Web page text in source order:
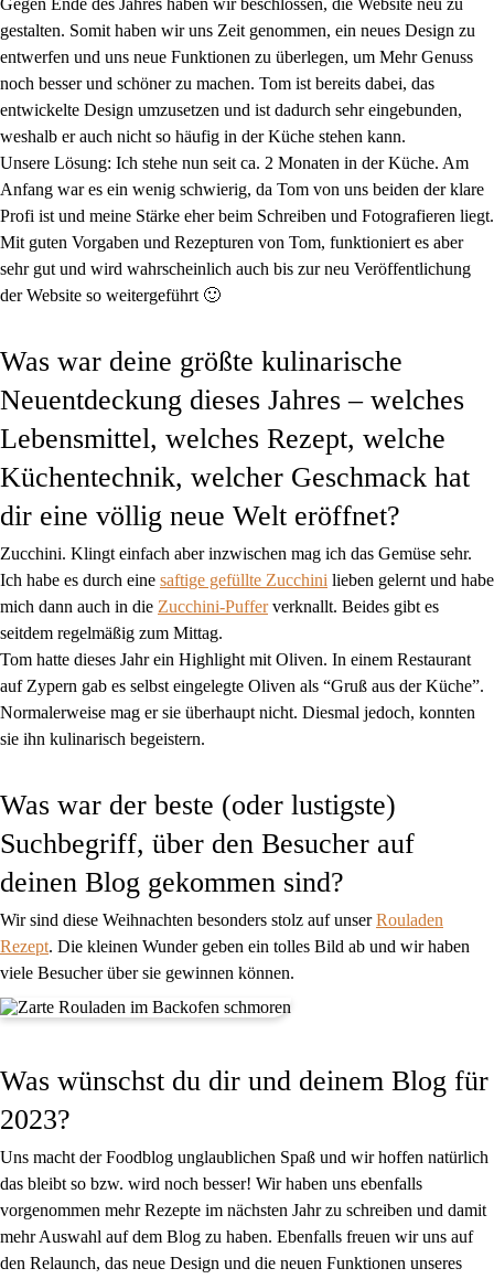
Gegen Ende des Jahres haben wir beschlossen, die Website neu zu
gestalten. Somit haben wir uns Zeit genommen, ein neues Design zu
entwerfen und uns neue Funktionen zu überlegen, um Mehr Genuss
noch besser und schöner zu machen. Tom ist bereits dabei, das
entwickelte Design umzusetzen und ist dadurch sehr eingebunden,
weshalb er auch nicht so häufig in der Küche stehen kann.
Unsere Lösung: Ich stehe nun seit ca. 2 Monaten in der Küche. Am
Anfang war es ein wenig schwierig, da Tom von uns beiden der klare
Profi ist und meine Stärke eher beim Schreiben und Fotografieren liegt.
Mit guten Vorgaben und Rezepturen von Tom, funktioniert es aber
sehr gut und wird wahrscheinlich auch bis zur neu Veröffentlichung
der Website so weitergeführt 🙂
Was war deine größte kulinarische
Neuentdeckung dieses Jahres – welches
Lebensmittel, welches Rezept, welche
Küchentechnik, welcher Geschmack hat
dir eine völlig neue Welt eröffnet?
Zucchini. Klingt einfach aber inzwischen mag ich das Gemüse sehr.
Ich habe es durch eine saftige gefüllte Zucchini lieben gelernt und habe
mich dann auch in die Zucchini-Pufferverknallt. Beides gibt es
seitdem regelmäßig zum Mittag.
Tom hatte dieses Jahr ein Highlight mit Oliven. In einem Restaurant
auf Zypern gab es selbst eingelegte Oliven als “Gruß aus der Küche”.
Normalerweise mag er sie überhaupt nicht. Diesmal jedoch, konnten
sie ihn kulinarisch begeistern.
Was war der beste (oder lustigste)
Suchbegriff, über den Besucher auf
deinen Blog gekommen sind?
Wir sind diese Weihnachten besonders stolz auf unserRouladen
Rezept. Die kleinen Wunder geben ein tolles Bild ab und wir haben
viele Besucher über sie gewinnen können.
Was wünschst du dir und deinem Blog für
2023?
Uns macht der Foodblog unglaublichen Spaß und wir hoffen natürlich
das bleibt so bzw. wird noch besser! Wir haben uns ebenfalls
vorgenommen mehr Rezepte im nächsten Jahr zu schreiben und damit
mehr Auswahl auf dem Blog zu haben. Ebenfalls freuen wir uns auf
den Relaunch, das neue Design und die neuen Funktionen unseres